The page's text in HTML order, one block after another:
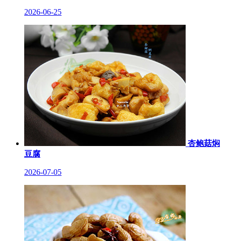
2026-06-25
杏鲍菇焖
豆腐
2026-07-05